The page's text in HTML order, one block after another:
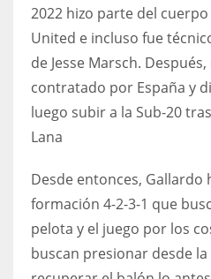
2022 hizo parte del
United e incluso fue
de Jesse Marsch.
contratado por España y
luego subir a la Sub-20
Lana
Desde entonces, Gallardo
formación 4-2-3-1 que
pelota y el juego por los
buscan presionar desde